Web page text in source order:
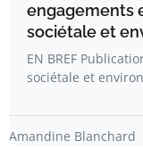
engagements
sociétale et
EN BREF
sociétale et
Amandine Blanchard